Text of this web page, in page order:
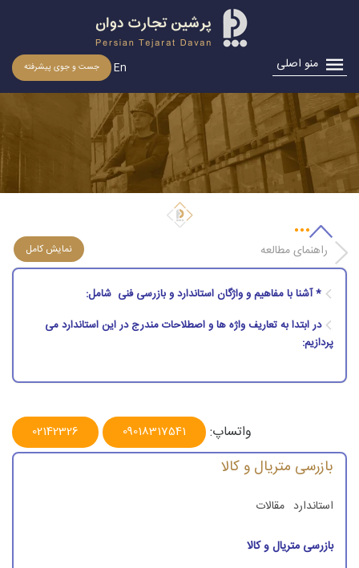
منو اصلی جست و جوی پیشرفته En
بازرسی متریال و كالا
راهنمای مطالعه
* آشنا با مفاهیم و واژگان استاندارد و بازرسی فنی شامل:
در ابتدا به تعاریف واژه ها و اصطلاحات مندرج در این استاندارد می
پردازیم:
آیین نامه تاییدصلاحیت شركت های بازرسی
بازرسی متریال و كالا - مرور استاندارد 17000 و نكات مهم آن
مروری بر استاندارد
واتساپ: 09018317541
02142326
بازرسی متریال و كالا
استاندارد مقالات
بازرسی متریال و كالا